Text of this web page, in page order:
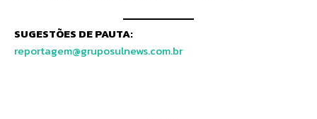
SUGESTÕES DE PAUTA:
reportagem@gruposulnews.com.br